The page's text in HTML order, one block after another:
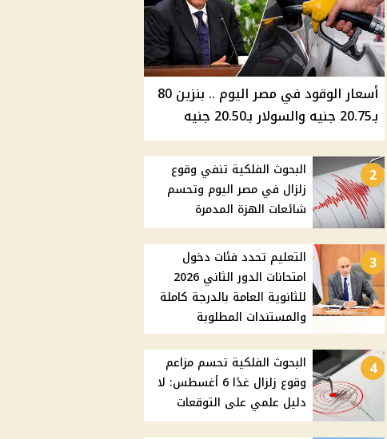
أسعار الوقود في مصر اليوم .. بنزين 80
بـ20.75 جنيه والسولار بـ20.50 جنيه
2
البحوث الفلكية تنفي وقوع
زلزال في مصر اليوم وتحسم
شائعات الهزة المدمرة
3
التعليم تحدد فئات دخول
امتحانات الدور الثاني 2026
للثانوية العامة بالدرجة كاملة
والمستندات المطلوبة
4
البحوث الفلكية تحسم مزاعم
وقوع زلزال غدًا 6 أغسطس: لا
دليل علمي على التوقعات